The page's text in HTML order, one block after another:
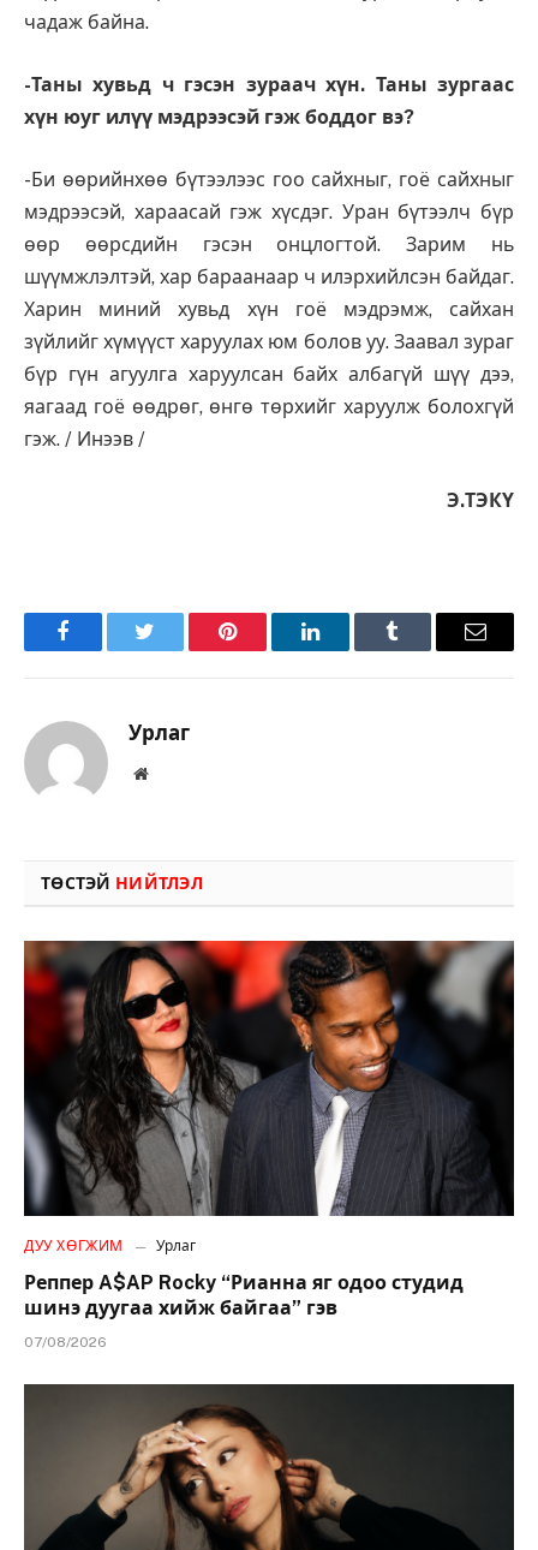
чадаж байна.
-Таны хувьд ч гэсэн зураач хүн. Таны зургаас
хүн юуг илүү мэдрээсэй гэж боддог вэ?
-Би өөрийнхөө бүтээлээс гоо сайхныг, гоё сайхныг
мэдрээсэй, хараасай гэж хүсдэг. Уран бүтээлч бүр
өөр өөрсдийн гэсэн онцлогтой. Зарим нь
шүүмжлэлтэй, хар бараанаар ч илэрхийлсэн байдаг.
Харин миний хувьд хүн гоё мэдрэмж, сайхан
зүйлийг хүмүүст харуулах юм болов уу. Заавал зураг
бүр гүн агуулга харуулсан байх албагүй шүү дээ,
яагаад гоё өөдрөг, өнгө төрхийг харуулж болохгүй
гэж. / Инээв /
Э.ТЭКҮ
FacebookTwitter Pinterest LinkedInTumblr Имэйл
Урлаг
Вэбсайт
ТӨСТЭЙ НИЙТЛЭЛ
ДУУ ХӨГЖИМ Урлаг
Реппер A$AP Rocky “Рианна яг одоо студид
шинэ дуугаа хийж байгаа” гэв
07/08/2026